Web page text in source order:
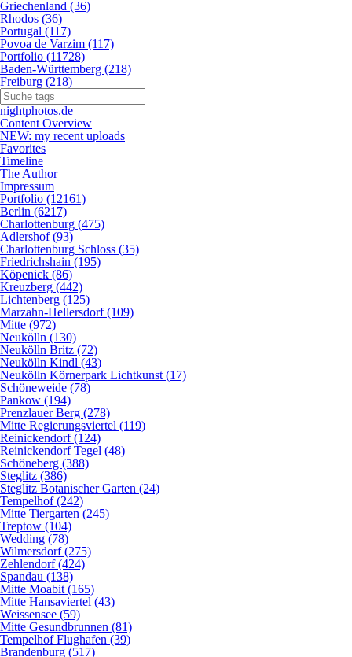
Griechenland (36)
Rhodos (36)
Portugal (117)
Povoa de Varzim (117)
Portfolio (11728)
Baden-Württemberg (218)
Freiburg (218)
nightphotos.de
Content Overview
NEW: my recent uploads
Favorites
Timeline
The Author
Impressum
Portfolio (12161)
Berlin (6217)
Charlottenburg (475)
Adlershof (93)
Charlottenburg Schloss (35)
Friedrichshain (195)
Köpenick (86)
Kreuzberg (442)
Lichtenberg (125)
Marzahn-Hellersdorf (109)
Mitte (972)
Neukölln (130)
Neukölln Britz (72)
Neukölln Kindl (43)
Neukölln Körnerpark Lichtkunst (17)
Schöneweide (78)
Pankow (194)
Prenzlauer Berg (278)
Mitte Regierungsviertel (119)
Reinickendorf (124)
Reinickendorf Tegel (48)
Schöneberg (388)
Steglitz (386)
Steglitz Botanischer Garten (24)
Tempelhof (242)
Mitte Tiergarten (245)
Treptow (104)
Wedding (78)
Wilmersdorf (275)
Zehlendorf (424)
Spandau (138)
Mitte Moabit (165)
Mitte Hansaviertel (43)
Weissensee (59)
Mitte Gesundbrunnen (81)
Tempelhof Flughafen (39)
Brandenburg (517)